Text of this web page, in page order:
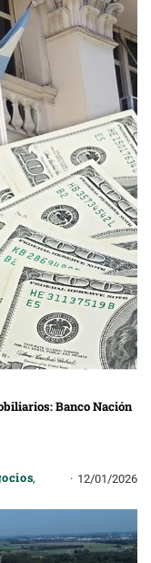
Banco Nación
,
12/01/2026